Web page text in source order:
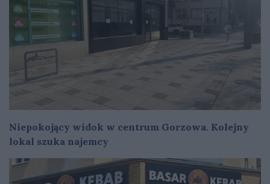
Niepokojący widok w centrum Gorzowa. Kolejny
lokal szuka najemcy